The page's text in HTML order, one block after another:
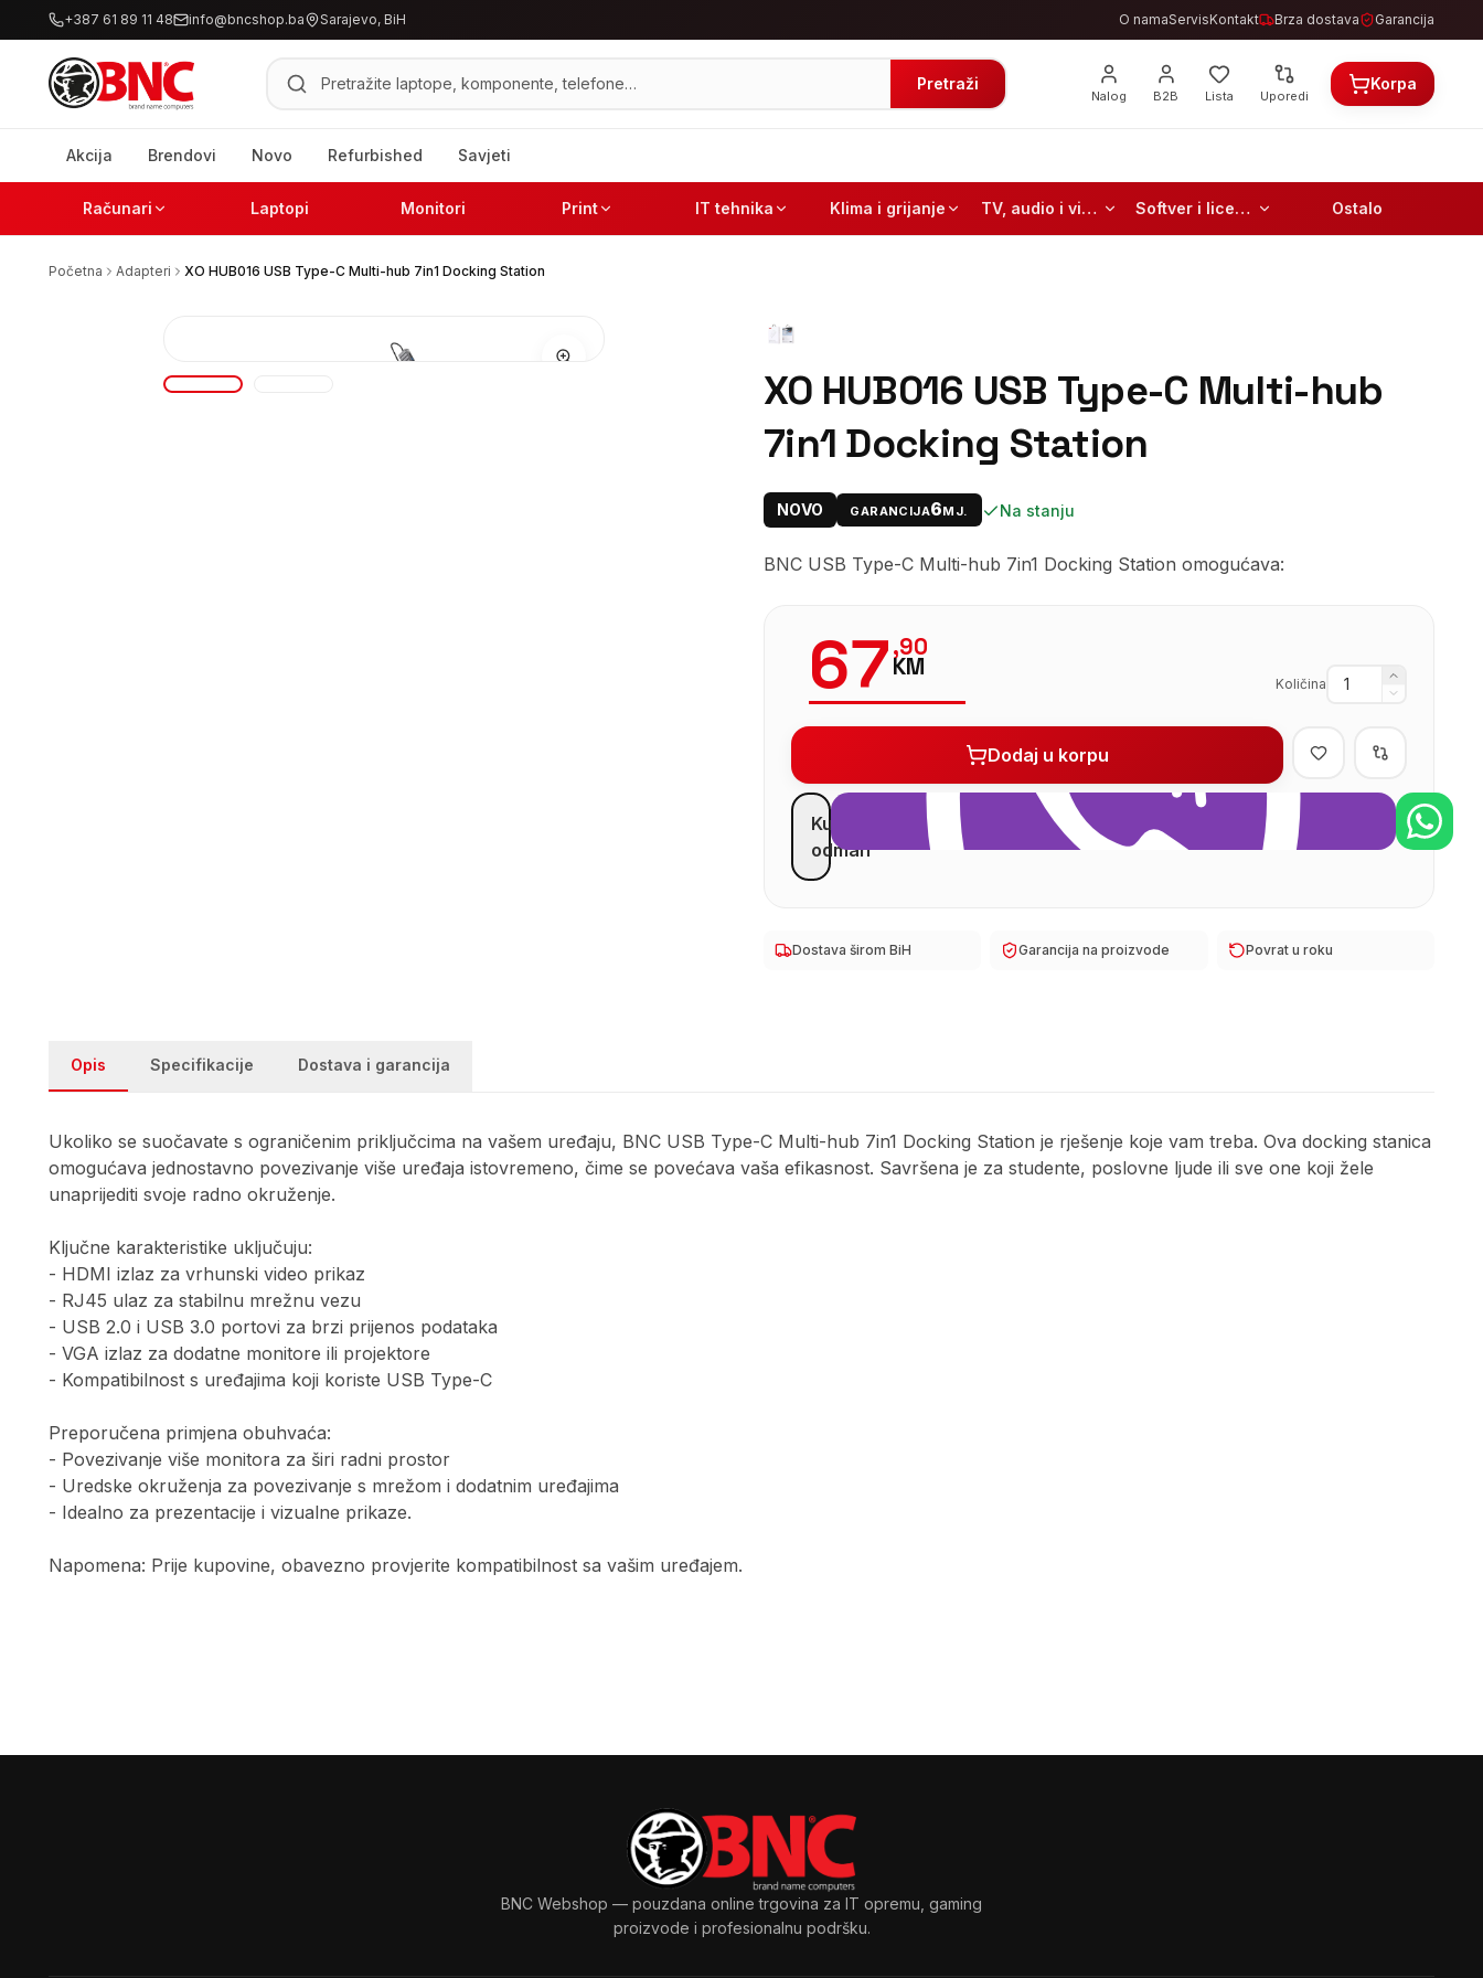
+387 61 89 11 48 info@bncshop.ba Sarajevo, BiH O namaServisKontakt Brza dostava Garancija
Pretraži proizvode
Pretraži
Nalog B2B Lista Uporedi
Korpa
Akcija Brendovi Novo Refurbished Savjeti
Računari Laptopi Monitori Print IT tehnika Klima i grijanje TV, audio i video Softver i licence Ostalo
Početna Adapteri XO HUB016 USB Type-C Multi-hub 7in1 Docking Station
XO HUB016 USB Type-C Multi-hub
7in1 Docking Station
NOVO GARANCIJA6MJ. Na stanju
BNC USB Type-C Multi-hub 7in1 Docking Station omogućava:
67,90
KM
Količina
Dodaj u korpu
Kupi
odmah
Dostava širom BiH Garancija na proizvode Povrat u roku
Opis Specifikacije Dostava i garancija
Ukoliko se suočavate s ograničenim priključcima na vašem uređaju, BNC USB Type-C Multi-hub 7in1 Docking Station je rješenje koje vam treba. Ova docking stanica
omogućava jednostavno povezivanje više uređaja istovremeno, čime se povećava vaša efikasnost. Savršena je za studente, poslovne ljude ili sve one koji žele
unaprijediti svoje radno okruženje.
Ključne karakteristike uključuju:
- HDMI izlaz za vrhunski video prikaz
- RJ45 ulaz za stabilnu mrežnu vezu
- USB 2.0 i USB 3.0 portovi za brzi prijenos podataka
- VGA izlaz za dodatne monitore ili projektore
- Kompatibilnost s uređajima koji koriste USB Type-C
Preporučena primjena obuhvaća:
- Povezivanje više monitora za širi radni prostor
- Uredske okruženja za povezivanje s mrežom i dodatnim uređajima
- Idealno za prezentacije i vizualne prikaze.
Napomena: Prije kupovine, obavezno provjerite kompatibilnost sa vašim uređajem.
BNC Webshop — pouzdana online trgovina za IT opremu, gaming
proizvode i profesionalnu podršku.